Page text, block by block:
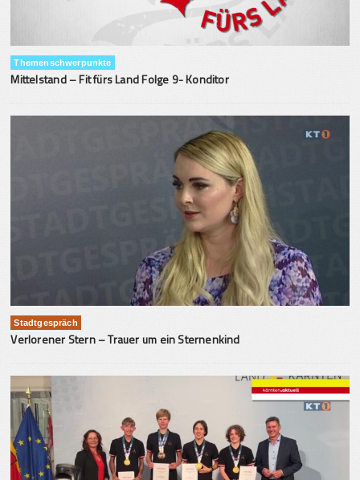
Themenschwerpunkte
Mittelstand – Fit fürs Land Folge 9- Konditor
Stadtgespräch
Verlorener Stern – Trauer um ein Sternenkind